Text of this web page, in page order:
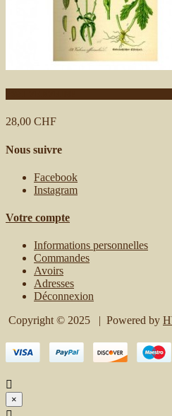
28,00 CHF
Nous suivre
Facebook
Instagram
Votre compte
Informations personnelles
Commandes
Avoirs
Adresses
Déconnexion
Copyright © 2025 | Powered by

×